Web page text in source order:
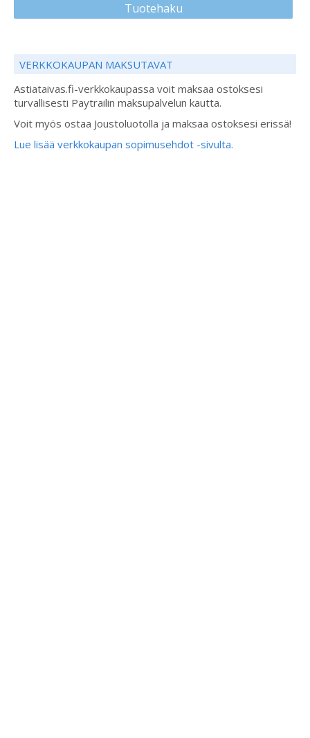
Tuotehaku
VERKKOKAUPAN MAKSUTAVAT
Astiataivas.fi-verkkokaupassa voit maksaa ostoksesi
turvallisesti Paytrailin maksupalvelun kautta.
Voit myös ostaa Joustoluotolla ja maksaa ostoksesi erissä!
Lue lisää verkkokaupan sopimusehdot -sivulta.